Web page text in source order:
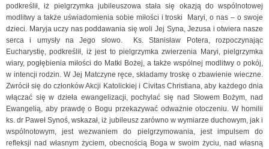
podkreślił, iż pielgrzymka jubileuszowa stała się okazją do wspólnotowej
modlitwy a także uświadomienia sobie miłości i troski Maryi, o nas – o swoje
dzieci. Maryja uczy nas poddawania się woli Jej Syna, Jezusa i otwiera nasze
serca i umysły na Jego słowo. Ks. Stanisław Potera, rozpoczynając
Eucharystię, podkreślił, iż jest to pielgrzymka zwierzenia Maryi, pielgrzymka
wiary, pogłębienia miłości do Matki Bożej, a także wspólnej modlitwy o pokój,
w intencji rodzin. W Jej Matczyne ręce, składamy troskę o zbawienie wieczne.
Zwrócił się do członków Akcji Katolickiej i Civitas Christiana, aby każdego dnia
włączać się w dzieła ewangelizacji, pochylać się nad Słowem Bożym, nad
Ewangelią, aby prawdę o Bogu przekazywać odważnie otoczeniu. W homilii
ks. dr Paweł Synoś, wskazał, iż jubileusz zarówno w wymiarze duchowym, jak i
wspólnotowym, jest wezwaniem do pielgrzymowania, jest impulsem do
refleksji nad własnym życiem, obecnością Boga w swoim życiu, nad własną